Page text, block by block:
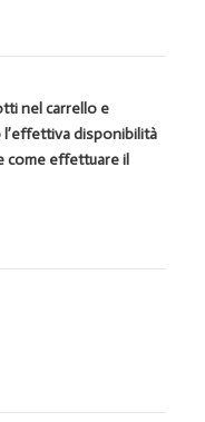
nel carrello e
l’effettiva disponibilità
come effettuare il